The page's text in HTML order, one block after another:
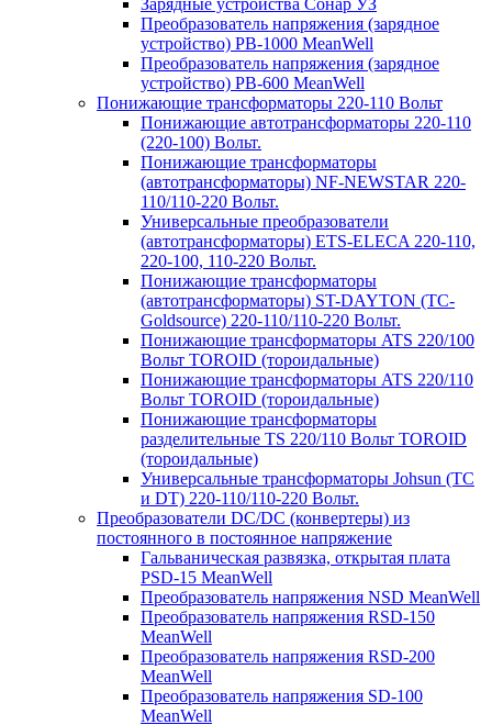
Зарядные устройства Сонар УЗ
Преобразователь напряжения (зарядное
устройство) PB-1000 MeanWell
Преобразователь напряжения (зарядное
устройство) PB-600 MeanWell
Понижающие трансформаторы 220-110 Вольт
Понижающие автотрансформаторы 220-110
(220-100) Вольт.
Понижающие трансформаторы
(автотрансформаторы) NF-NEWSTAR 220-
110/110-220 Вольт.
Универсальные преобразователи
(автотрансформаторы) ETS-ELECA 220-110,
220-100, 110-220 Вольт.
Понижающие трансформаторы
(автотрансформаторы) ST-DAYTON (TC-
Goldsource) 220-110/110-220 Вольт.
Понижающие трансформаторы ATS 220/100
Вольт TOROID (тороидальные)
Понижающие трансформаторы ATS 220/110
Вольт TOROID (тороидальные)
Понижающие трансформаторы
разделительные TS 220/110 Вольт TOROID
(тороидальные)
Универсальные трансформаторы Johsun (TС
и DT) 220-110/110-220 Вольт.
Преобразователи DC/DC (конвертеры) из
постоянного в постоянное напряжение
Гальваническая развязка, открытая плата
PSD-15 MeanWell
Преобразователь напряжения NSD MeanWell
Преобразователь напряжения RSD-150
MeanWell
Преобразователь напряжения RSD-200
MeanWell
Преобразователь напряжения SD-100
MeanWell